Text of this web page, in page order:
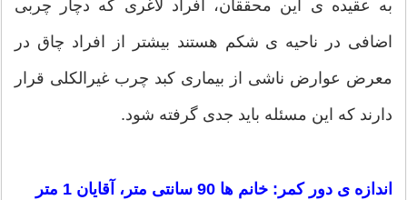
به عقیده ی این محققان، افراد لاغری که دچار چربی
اضافی در ناحیه ی شکم هستند بیشتر از افراد چاق در
معرض عوارض ناشی از بیماری کبد چرب غیرالکلی قرار
دارند که این مسئله باید جدی گرفته شود.
اندازه ی دور کمر: خانم ها 90 سانتی متر، آقایان 1 متر